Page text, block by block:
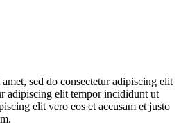
sed do consectetur adipiscing elit
adipiscing elit tempor incididunt ut
elit vero eos et accusam et justo